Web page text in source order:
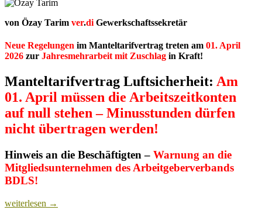
von Özay Tarim ver.di Gewerkschaftssekretär
Neue Regelungen im Manteltarifvertrag treten am 01. April
2026 zur Jahresmehrarbeit mit Zuschlag in Kraft!
Manteltarifvertrag Luftsicherheit: Am
01. April müssen die Arbeitszeitkonten
auf null stehen – Minusstunden dürfen
nicht übertragen werden!
Hinweis an die Beschäftigten– Warnung an die
Mitgliedsunternehmen des Arbeitgeberverbands
BDLS!
Manteltarifvertrag:
weiterlesen →